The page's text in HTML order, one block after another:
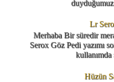
Lr
Merhaba Bir süredir
Serox Göz Pedi yazımı
kullanımda
Hüzün